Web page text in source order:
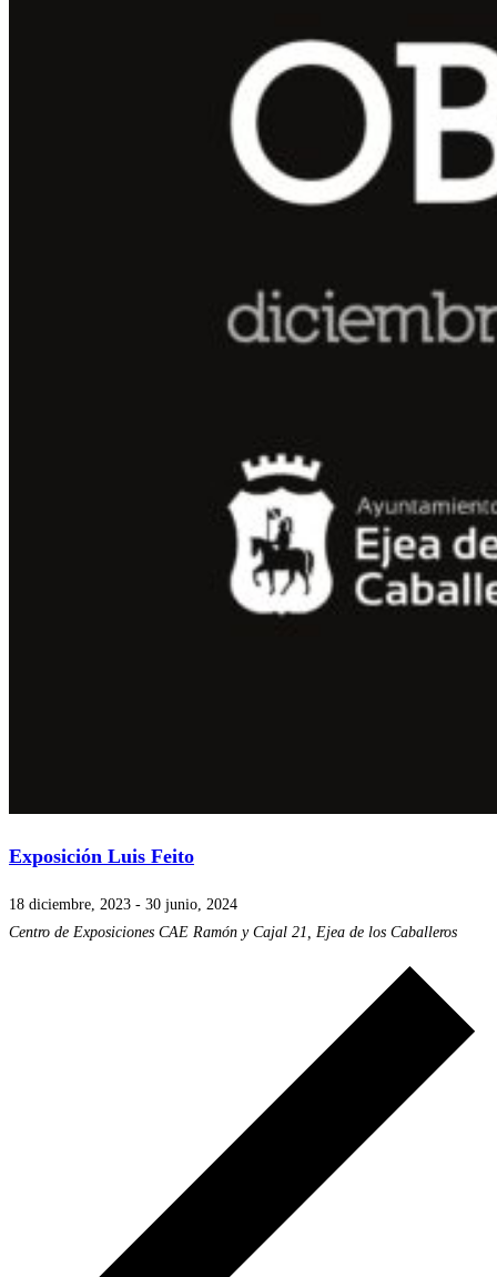
Exposición Luis Feito
18 diciembre, 2023 - 30 junio, 2024
Centro de Exposiciones CAE Ramón y Cajal 21, Ejea de los Caballeros